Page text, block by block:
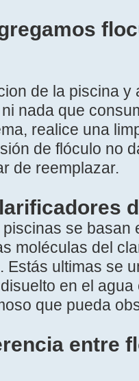
de la piscina y
nada que
realice una
de flóculo no
de reemplazar.
se basan
moléculas del
Estás ultimas se
en el
que pueda
entre